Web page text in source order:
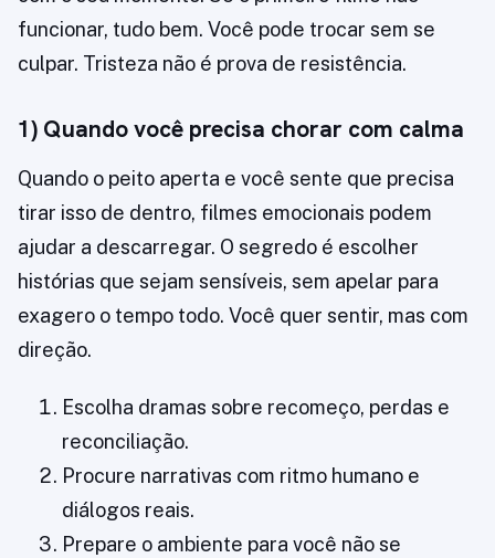
funcionar, tudo bem. Você pode trocar sem se
culpar. Tristeza não é prova de resistência.
1) Quando você precisa chorar com calma
Quando o peito aperta e você sente que precisa
tirar isso de dentro, filmes emocionais podem
ajudar a descarregar. O segredo é escolher
histórias que sejam sensíveis, sem apelar para
exagero o tempo todo. Você quer sentir, mas com
direção.
Escolha dramas sobre recomeço, perdas e
reconciliação.
Procure narrativas com ritmo humano e
diálogos reais.
Prepare o ambiente para você não se